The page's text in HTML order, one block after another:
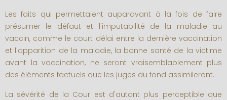
Les faits qui permettaient auparavant à la fois de faire
présumer le défaut et l'imputabilité de la maladie au
vaccin, comme le court délai entre la dernière vaccination
et l'apparition de la maladie, la bonne santé de la victime
avant la vaccination, ne seront vraisemblablement plus
des éléments factuels que les juges du fond assimileront.
La sévérité de la Cour est d'autant plus perceptible que